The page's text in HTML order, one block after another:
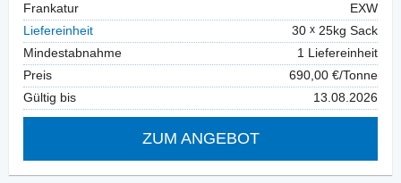
Frankatur
EXW
Liefereinheit
30
25kg Sack
Mindestabnahme
1 Liefereinheit
Preis
690,00 €/Tonne
Gültig bis
13.08.2026
ZUM ANGEBOT